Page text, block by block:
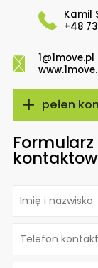
Kamil
+48
1@1move.pl
pełen
Formularz